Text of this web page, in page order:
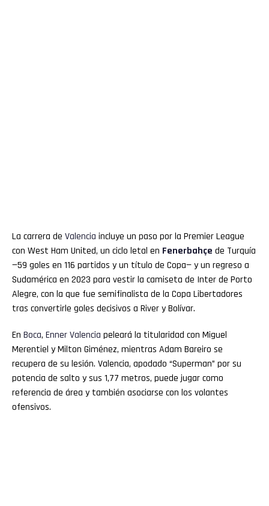
La carrera de Valencia incluye un paso por la Premier League
con West Ham United, un ciclo letal en Fenerbahçe de Turquía
—59 goles en 116 partidos y un título de Copa— y un regreso a
Sudamérica en 2023 para vestir la camiseta de Inter de Porto
Alegre, con la que fue semifinalista de la Copa Libertadores
tras convertirle goles decisivos a River y Bolívar.
En Boca, EnnerValencia peleará la titularidad con Miguel
Merentiel y Milton Giménez, mientras Adam Bareiro se
recupera de su lesión. Valencia, apodado “Superman” por su
potencia de salto y sus 1,77 metros, puede jugar como
referencia de área y también asociarse con los volantes
ofensivos.